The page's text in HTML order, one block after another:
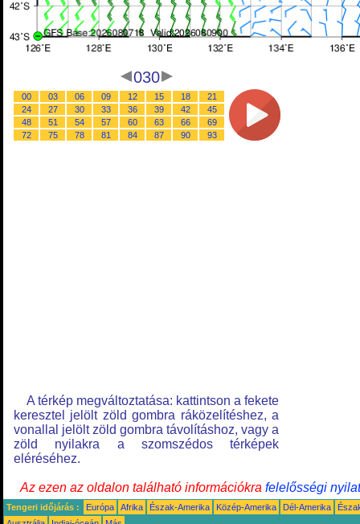
030
00 03 06 09 12 15 18
21
24
27 30 33 36 39 42
45
48
51 54 57 60 63 66
69
72
75 78 81 84 87 90 93
A térkép megváltoztatása: kattintson a fekete
keresztel jelölt zöld gombra ráközelítéshez, a
vonallal jelölt zöld gombra távolításhoz, vagy a
zöld nyilakra a szomszédos térképek
eléréséhez.
Az ezen az oldalon található információkra felelősségi
Tengeri időjárás : Európa Afrika Észak-Amerika Közép-Amerika Dél-Amerika